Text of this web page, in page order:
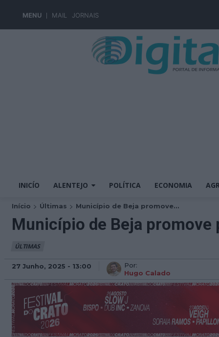
MENU MAIL JORNAIS
INICÍO ALENTEJO POLÍTICA ECONOMIA
Início Últimas Município de Beja promove...
Município de Beja promove
ÚLTIMAS
27 Junho, 2025 - 13:00
Por:
Hugo Calado